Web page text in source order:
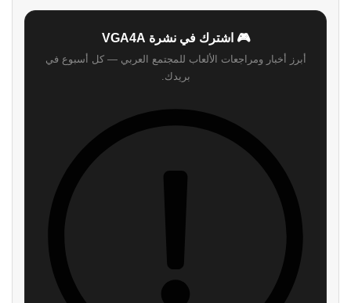
🎮 اشترك في نشرة VGA4A
أبرز أخبار ومراجعات الألعاب للمجتمع العربي — كل أسبوع في
بريدك.